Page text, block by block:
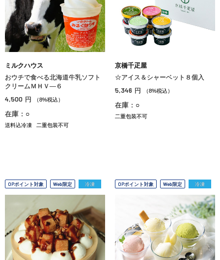
ミルクハウス
おウチで食べる北海道牛乳ソフト
クリームＭＨＶ―６
4,500 円 （8%税込）
在庫：○
送料込冷凍 二重包装不可
京橋千疋屋
☆アイス＆シャーベット８個入
5,346 円 （8%税込）
在庫：○
二重包装不可
OPポイント対象 Web限定 冷凍 OPポイント対象 Web限定 冷凍